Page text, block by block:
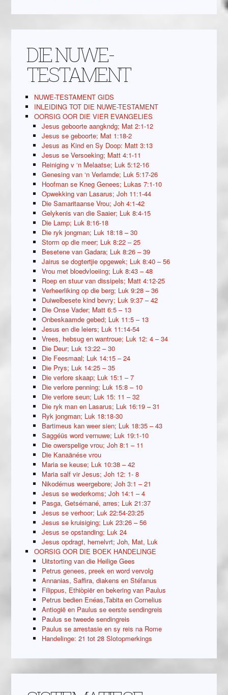
DIE NUWE-
TESTAMENT
NUWE-TESTAMENT GIDS
INLEIDING TOT DIE NUWE-TESTAMENT
OORSIG OOR DIE VIER EVANGELIES
Jesus geboorte aangkndg; Mat 2:1-12
Jesus se geboorte; Mat 1:18-2
Jesus as Kind en Sy Doop: Matt 3:13
Jesus se Versoeking; Matt 4:1-11
Reiniging v ‘n Melaatse; Luk 5:12-16
Genesing van ‘n Verlamde; Luk 5:17-26
Hoofman se Kneg Genees; Lukas 7:1-10
Opwekking van Lasarus; Joh 11:1-44
Die Samaritaanse Vrou; Joh 4:1-42
Gelykenis van die Saaier; Luk 8:4-15
Die Lamp; Luk 8:16-18
Die ryk jongman; Luk 18:18 – 30
Storm op die meer; Luk 8:22 – 25
Besetene van Gadara; Luk 8:26 – 39
Jairus se dogtertjie opgewek; Luk 8:40 – 56
Vrou met bloedvloeiing; Luk 8:43 – 48
Roep en stuur van dissipels; Matt 4:12-25
Verheerliking op die berg; Luk 9:28 – 36
Duiwelbesete kind bevry; Luk 9:37 – 42
Die Onse Vader; Matt 6:5 – 13
Onbeskaamde gebed; Luk 11:5 – 13
Jesus en die leiers; Luk 11:14-54
Vrees, hebsug en wantroue; Luk 12: 4 – 34
Die Deur; Luk 13:22 – 30
Die Feesmaal; Luk 14:15 – 24
Die Prys; Luk 14:25 – 35
Die verlore skaap; Luk 15:1 – 7
Die verlore penning; Luk 15:8 – 10
Die verlore seun; Luk 15: 11 – 32
Die ryk man en Lasarus; Luk 16:19 – 31
Ryk jongman; Luk 18:18-30
Bartimeus kan weer sien; Luk 18:35 – 43
Saggéüs word vernuwe; Luk 19:1-10
Die owerspelige vrou; Joh 8:1 – 11
Die Kanaänése vrou
Maria se keuse; Luk 10:38 – 42
Maria salf vir Jesus; Joh 12: 1- 8
Nikodémus weergebore; Joh 3:1 – 21
Jesus se wederkoms; Joh 14:1 – 4
Pasga, Getsémané, arres; Luk 21:37
Jesus se verhoor; Luk 22:54-23:25
Jesus se kruisiging; Luk 23:26 – 56
Jesus se opstanding; Luk 24
Jesus opdragt, hemelvrt; Joh, Mat, Luk
OORSIG OOR DIE BOEK HANDELINGE
Uitstorting van die Heilige Gees
Petrus genees, preek en word vervolg
Annanias, Saffira, diakens en Stéfanus
Filippus, Ethiòpiër en bekering van Paulus
Petrus bedien Enéas,Tabita en Cornelius
Antiogië en Paulus se eerste sendingreis
Paulus se tweede sendingreis
Paulus se arrestasie en sy reis na Rome
Handelinge: 21 tot 28 Slotopmerkings